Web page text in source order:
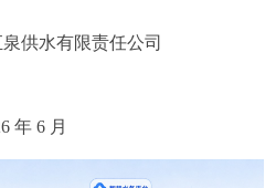
供水有限责任公司
年 6 月